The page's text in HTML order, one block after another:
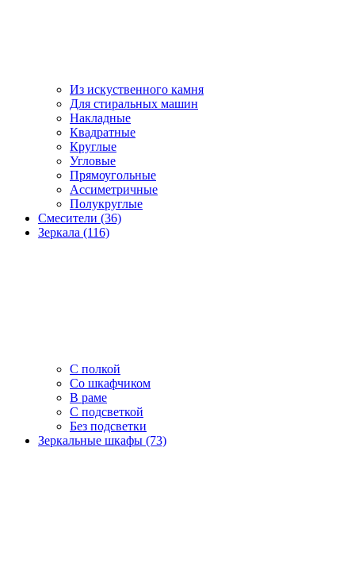
Из искуственного камня
Для стиральных машин
Накладные
Квадратные
Круглые
Угловые
Прямоугольные
Ассиметричные
Полукруглые
Смесители (36)
Зеркала (116)
С полкой
Со шкафчиком
В раме
С подсветкой
Без подсветки
Зеркальные шкафы (73)